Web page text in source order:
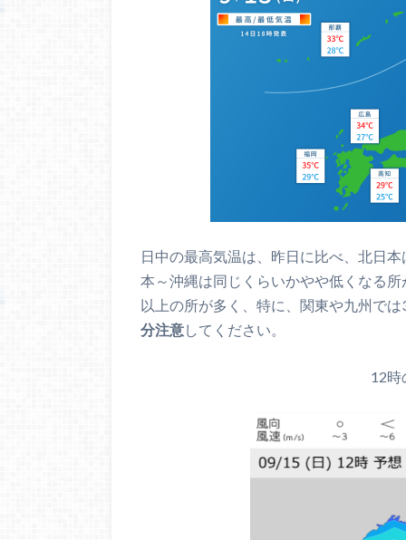
日中の最高気温は、昨日に比べ、北日
本～沖縄は同じくらいかやや低くなる
以上の所が多く、特に、関東や九州で
分注意してください。
12時